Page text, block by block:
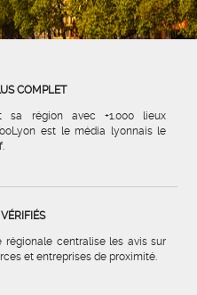
COMPLET
sa région avec +1.000 lieux
est le média lyonnais le
régionale centralise les avis sur
et entreprises de proximité.